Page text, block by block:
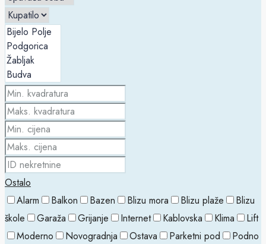
Ostalo
Alarm
Balkon Bazen Blizu mora Blizu plaže
Blizu
škole
Garaža Grijanje Internet Kablovska Klima
Lift
Moderno
Novogradnja Ostava Parketni pod
Podno